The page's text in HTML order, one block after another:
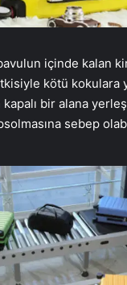
içinde kalan
kötü kokulara
bir alana
sebep